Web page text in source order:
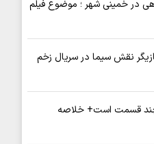
در خمینی شهر ؛ موضوع فیلم
نقش سیما در سریال زخم
چند قسمت است+ خلاصه